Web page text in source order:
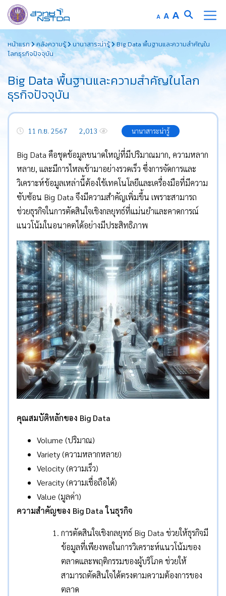
to
content
A Decrease
font
size.
AReset
font
size.
A Increase
font
size.
หน้าแรก คลังความรู้ นานาสาระน่ารู้
Big Data พื้นฐานและความสำคัญใน
โลกธุรกิจปัจจุบัน
Big Data พื้นฐานและความสำคัญในโลก
ธุรกิจปัจจุบัน
11 ก.ย. 2567 2,013 นานาสาระน่ารู้
Big Data คือชุดข้อมูลขนาดใหญ่ที่มีปริมาณมาก, ความหลาก
หลาย, และมีการไหลเข้ามาอย่างรวดเร็ว ซึ่งการจัดการและ
วิเคราะห์ข้อมูลเหล่านี้ต้องใช้เทคโนโลยีและเครื่องมือที่มีความ
ซับซ้อน Big Data จึงมีความสำคัญเพิ่มขึ้น เพราะสามารถ
ช่วยธุรกิจในการตัดสินใจเชิงกลยุทธ์ที่แม่นยำและคาดการณ์
แนวโน้มในอนาคตได้อย่างมีประสิทธิภาพ
คุณสมบัติหลักของ Big Data
Volume (ปริมาณ)
Variety (ความหลากหลาย)
Velocity (ความเร็ว)
Veracity (ความเชื่อถือได้)
Value (มูลค่า)
ความสำคัญของ Big Data ในธุรกิจ
การตัดสินใจเชิงกลยุทธ์ Big Data ช่วยให้ธุรกิจมี
ข้อมูลที่เพียงพอในการวิเคราะห์แนวโน้มของ
ตลาดและพฤติกรรมของผู้บริโภค ช่วยให้
สามารถตัดสินใจได้ตรงตามความต้องการของ
ตลาด